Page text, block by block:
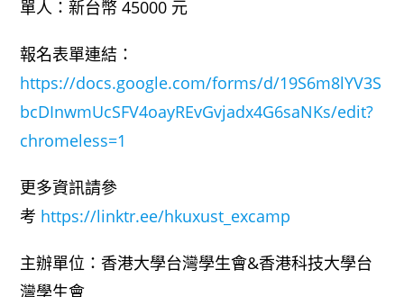
單人：新台幣 45000 元
報名表單連結：
https://docs.google.com/forms/d/19S6m8lYV3S
bcDInwmUcSFV4oayREvGvjadx4G6saNKs/edit?
chromeless=1
更多資訊請參
考 https://linktr.ee/hkuxust_excamp
主辦單位：香港大學台灣學生會&香港科技大學台
灣學生會